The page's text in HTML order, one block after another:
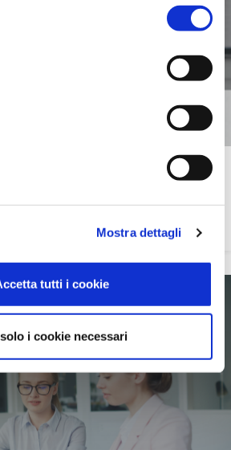
Mostra dettagli
tutti i cookie
i cookie necessari